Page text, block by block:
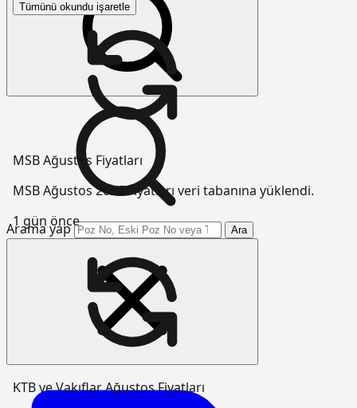
Arama yap Ara
Tümünü okundu işaretle
MSB Ağustos Fiyatları
MSB Ağustos 2026 Fiyatları veri tabanına yüklendi.
1 gün önce
KTB ve Vakıflar Ağustos Fiyatları